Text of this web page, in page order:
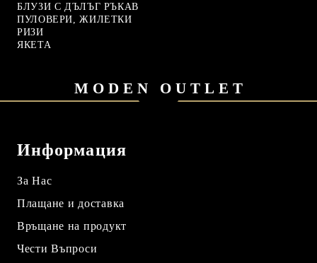
БЛУЗИ С ДЪЛЪГ РЪКАВ
ПУЛОВЕРИ, ЖИЛЕТКИ
РИЗИ
ЯКЕТА
MODEN OUTLET
Информация
За Нас
Плащане и доставка
Връщане на продукт
Чести Въпроси